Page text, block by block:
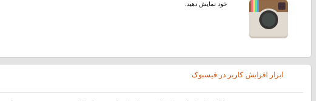
خود نمایش دهید.
ابزار افزایش کاربر در فیسبوک